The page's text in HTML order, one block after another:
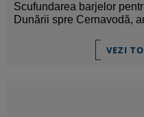
Scufundarea barjelor
Dunării spre Cernavodă,
VEZI